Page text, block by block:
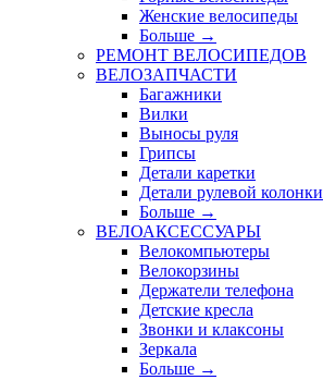
Женские велосипеды
Больше →
РЕМОНТ ВЕЛОСИПЕДОВ
ВЕЛОЗАПЧАСТИ
Багажники
Вилки
Выносы руля
Грипсы
Детали каретки
Детали рулевой колонки
Больше →
ВЕЛОАКСЕССУАРЫ
Велокомпьютеры
Велокорзины
Держатели телефона
Детские кресла
Звонки и клаксоны
Зеркала
Больше →